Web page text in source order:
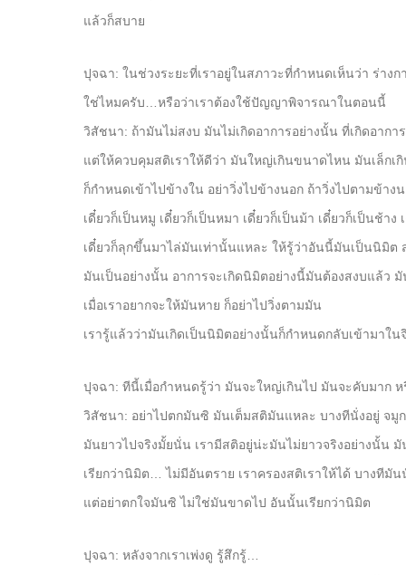
แล้วก็สบาย
ปุจฉา: ในช่วงระยะที่เราอยู่ในสภาวะที่กำหนดเห็นว่า ร่า
ใช่ไหมครับ…หรือว่าเราต้องใช้ปัญญาพิจารณาในตอนนี้
วิสัชนา: ถ้ามันไม่สงบ มันไม่เกิดอาการอย่างนั้น ที่เกิดอาก
แต่ให้ควบคุมสติเราให้ดีว่า มันใหญ่เกินขนาดไหน มันเล็ก
ก็กำหนดเข้าไปข้างใน อย่าวิ่งไปข้างนอก ถ้าวิ่งไปตามข้าง
เดี๋ยวก็เป็นหมู เดี๋ยวก็เป็นหมา เดี๋ยวก็เป็นม้า เดี๋ยวก็เป็นช้าง
เดี๋ยวก็ลุกขึ้นมาไล่มันเท่านั้นแหละ ให้รู้ว่าอันนี้มันเป็นนิมิต
มันเป็นอย่างนั้น อาการจะเกิดนิมิตอย่างนี้มันต้องสงบแล้ว
เมื่อเราอยากจะให้มันหาย ก็อย่าไปวิ่งตามมัน
เรารู้แล้วว่ามันเกิดเป็นนิมิตอย่างนั้นก็กำหนดกลับเข้ามาใน
ปุจฉา: ทีนี้เมื่อกำหนดรู้ว่า มันจะใหญ่เกินไป มันจะคับมาก
วิสัชนา: อย่าไปตกมันซิ มันเต็มสติมันแหละ บางทีนั่งอยู่ จมู
มันยาวไปจริงมั้ยนั่น เรามีสติอยู่น่ะมันไม่ยาวจริงอย่างนั้น
เรียกว่านิมิต… ไม่มีอันตราย เราครองสติเราให้ได้ บางทีมั
แต่อย่าตกใจมันซิ ไม่ใช่มันขาดไป อันนั้นเรียกว่านิมิต
ปุจฉา: หลังจากเราเพ่งดู รู้สึกรู้…